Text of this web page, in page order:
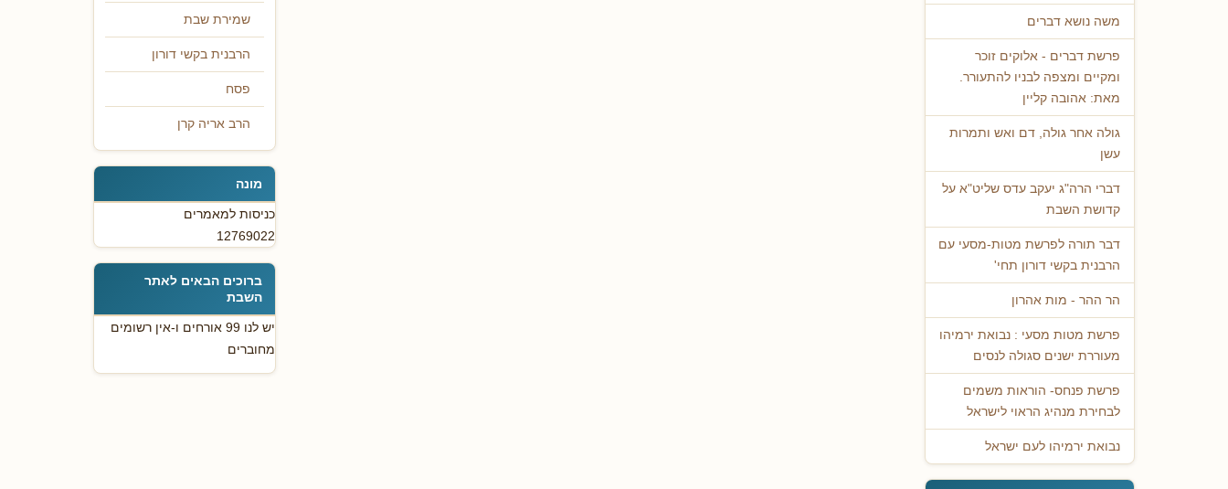
משה נושא דברים
פרשת דברים - אלוקים זוכר
ומקיים ומצפה לבניו להתעורר.
מאת: אהובה קליין
גולה אחר גולה, דם ואש ותמרות
עשן
דברי הרה"ג יעקב עדס שליט"א על
קדושת השבת
דבר תורה לפרשת מטות-מסעי עם
הרבנית בקשי דורון תחי'
הר ההר - מות אהרון
פרשת מטות מסעי : נבואת ירמיהו
מעוררת ישנים סגולה לנסים
פרשת פנחס- הוראות משמים
לבחירת מנהיג הראוי לישראל
נבואת ירמיהו לעם ישראל
שמירת שבת
הרבנית בקשי דורון
פסח
הרב אריה קרן
מונה
כניסות למאמרים
12769022
ברוכים הבאים לאתר
השבת
יש לנו 99 אורחים ו-אין רשומים
מחוברים